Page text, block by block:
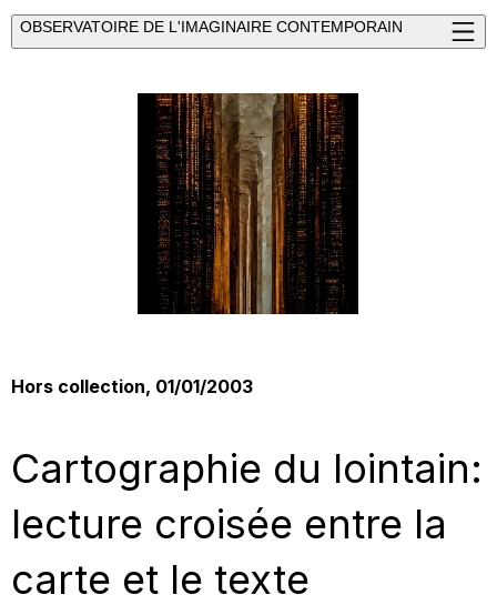
OBSERVATOIRE DE L'IMAGINAIRE CONTEMPORAIN
Hors collection, 01/01/2003
Cartographie du lointain:
lecture croisée entre la
carte et le texte